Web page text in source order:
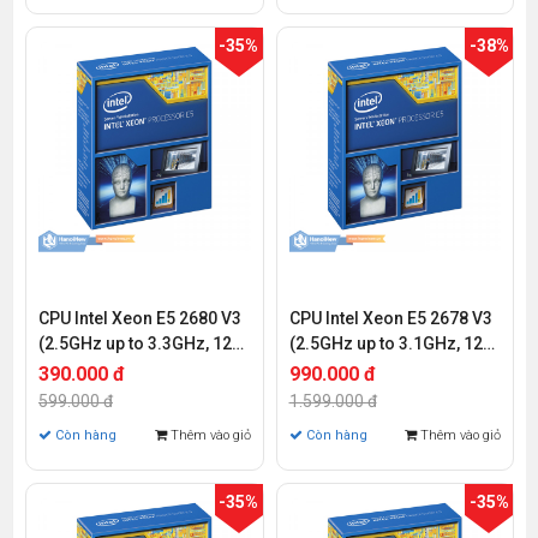
-35%
CPU Intel Xeon E5 2680 V3
(2.5GHz up to 3.3GHz, 12
Cores 24 Threads, 30MB
Cache, Socket Intel LGA
390.000 đ
599.000 đ
Còn hàng Thêm vào giỏ
-38%
CPU Intel Xeon E5 2678 V3
(2.5GHz up to 3.1GHz, 12
Cores 24 Threads, 30MB
Cache, Socket Intel LGA
990.000 đ
1.599.000 đ
Còn hàng Thêm vào giỏ
-35% -35%